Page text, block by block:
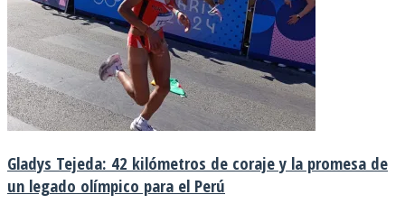
Gladys Tejeda: 42 kilómetros de coraje y la promesa de
un legado olímpico para el Perú